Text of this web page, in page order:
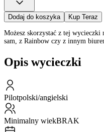
Dodaj do koszyka Kup Teraz
Możesz skorzystać z tej wycieczki
sam, z Rainbow czy z innym
Opis wycieczki
Pilotpolski/angielski
Minimalny wiekBRAK